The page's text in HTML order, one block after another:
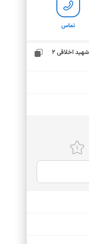
تماس
قم، بلوار شهید اخلاقی، بین بلوار جمهوری اسلامی و شهید اخلاقی 2